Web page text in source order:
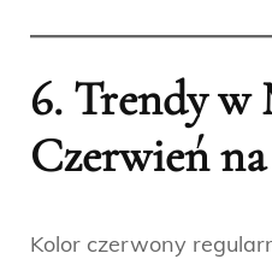
6. Trendy w
Czerwień
Kolor czerwony